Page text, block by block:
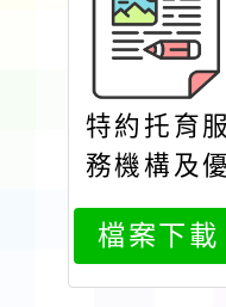
特約托育服
務機構及優
惠措施
檔案下載